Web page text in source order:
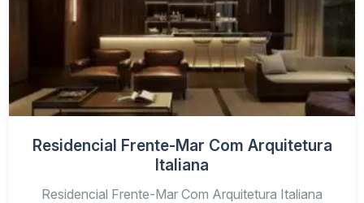
Residencial Frente-Mar Com Arquitetura
Italiana
Residencial Frente-Mar Com Arquitetura Italiana